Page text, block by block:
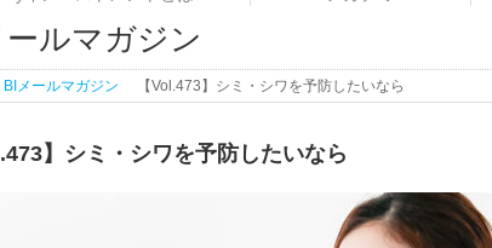
ールマガジン
BIメールマガジン 【Vol.473】シミ・シワを予防したいなら
】シミ・シワを予防したいなら